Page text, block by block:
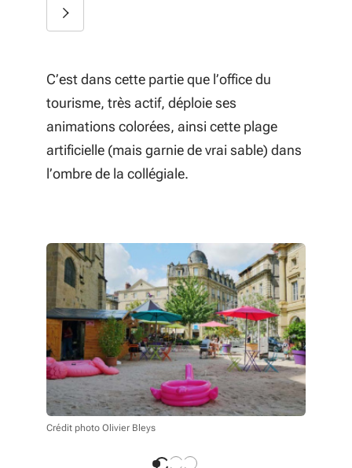
C’est dans cette partie que l’office du
tourisme, très actif, déploie ses
animations colorées, ainsi cette plage
artificielle (mais garnie de vrai sable) dans
l’ombre de la collégiale.
Crédit photo Olivier Bleys